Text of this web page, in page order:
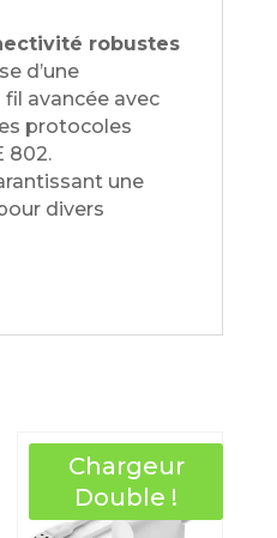
robustes
d’une
avancée avec
protocoles
802.
une
divers
Chargeur
Double !